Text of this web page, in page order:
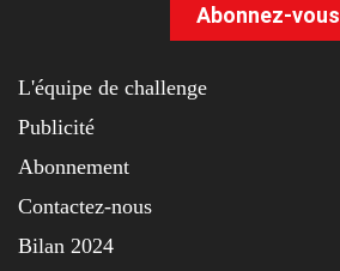
Abonnez-vous
L'équipe de challenge
Publicité
Abonnement
Contactez-nous
Bilan 2024